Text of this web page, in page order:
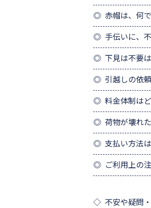
赤帽は、何
手伝いに、
下見は不要
引越しの依
料金体制は
荷物が壊れ
支払い方法
ご利用上の
不安や疑問